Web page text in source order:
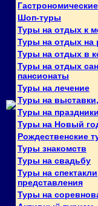
Шоп-туры
Туры на отдых к
Туры на отдых на
Туры на отдых в
Туры на отдых
пансионаты
Туры на лечение
Туры на
Туры на праздники
Туры на Новый
Рождественские
Туры знакомств
Туры на свадьбу
Туры на
представления
Туры на